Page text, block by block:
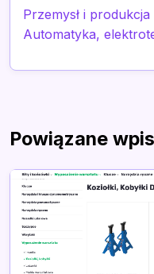
Przemysł i produkcja
Automatyka,
Powiązane